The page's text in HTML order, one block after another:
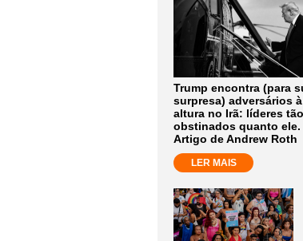
Trump encontra (para
surpresa) adversários à
altura no Irã: líderes tão
obstinados quanto ele.
Artigo de Andrew Roth
LER MAIS